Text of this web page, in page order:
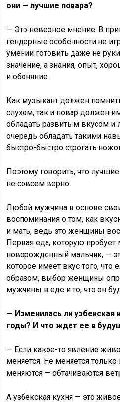
они — лучшие повара?
— Это неверное мнение. В
гендерные особенности не
умении готовить даже не
значение, а знания, опыт,
и обоняние.
Как музыкант должен
слухом, так и повар должен
обладать развитым вкусом
очередь обладать такими
быстро-быстро строгать
Поэтому говорить, что
не совсем верно.
Любой мужчина в основе
воспоминания о том, как
и мать, ведь это женщины
Первая еда, которую пробует
новорожденный мальчик, —
которое имеет вкус того, что
образом, выбор женщины
мужчины в еде и то, что он
— Изменилась ли узбекская
годы? И что ждет ее в
— Если какое-то явление
меняется. Не меняется
меняются — обтачиваются
А узбекская кухня — это